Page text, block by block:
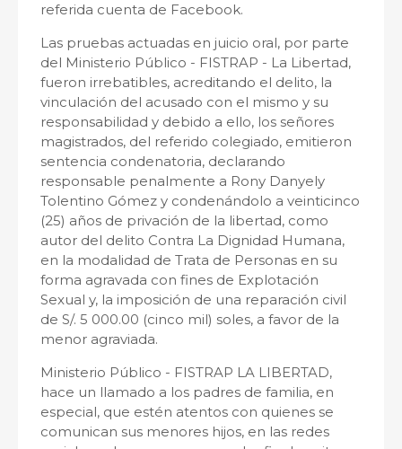
referida cuenta de Facebook.
Las pruebas actuadas en juicio oral, por parte
del Ministerio Público - FISTRAP - La Libertad,
fueron irrebatibles, acreditando el delito, la
vinculación del acusado con el mismo y su
responsabilidad y debido a ello, los señores
magistrados, del referido colegiado, emitieron
sentencia condenatoria, declarando
responsable penalmente a Rony Danyely
Tolentino Gómez y condenándolo a veinticinco
(25) años de privación de la libertad, como
autor del delito Contra La Dignidad Humana,
en la modalidad de Trata de Personas en su
forma agravada con fines de Explotación
Sexual y, la imposición de una reparación civil
de S/. 5 000.00 (cinco mil) soles, a favor de la
menor agraviada.
Ministerio Público - FISTRAP LA LIBERTAD,
hace un llamado a los padres de familia, en
especial, que estén atentos con quienes se
comunican sus menores hijos, en las redes